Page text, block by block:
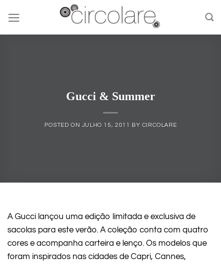
content
Gucci & Summer
POSTED ON JULHO 15, 2011 BY CIRCOLARE
A Gucci lançou uma edição limitada e exclusiva de
sacolas para este verão. A coleção conta com quatro
cores e acompanha carteira e lenço. Os modelos que
foram inspirados nas cidades de Capri, Cannes,